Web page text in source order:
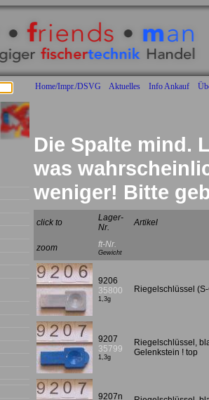
Home/Impr./DSVG Aktuelles Info Ankauf
Die Spalte mind.
was
weniger! Bitte
click to
Lager-
Nr.
Artikel
zoom ft-Nr.
Gewicht
9206
35800
1,3g
Riegelschlüssel
9207
35799
1,3g
Riegelschlüssel,
Gelenkstein ! top
9207n